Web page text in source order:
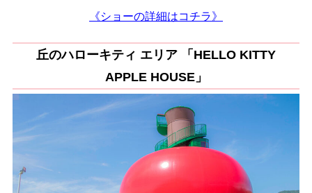
《ショーの詳細はコチラ》
丘のハローキティ エリア 「HELLO KITTY
APPLE HOUSE」